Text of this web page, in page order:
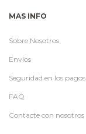
MAS INFO
Sobre Nosotros
Envíos
Seguridad en los pagos
FAQ
Contacte con nosotros